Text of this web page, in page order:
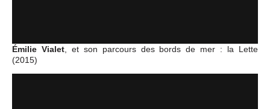
Émilie Vialet, et son parcours des bords de mer : la Lette
(2015)